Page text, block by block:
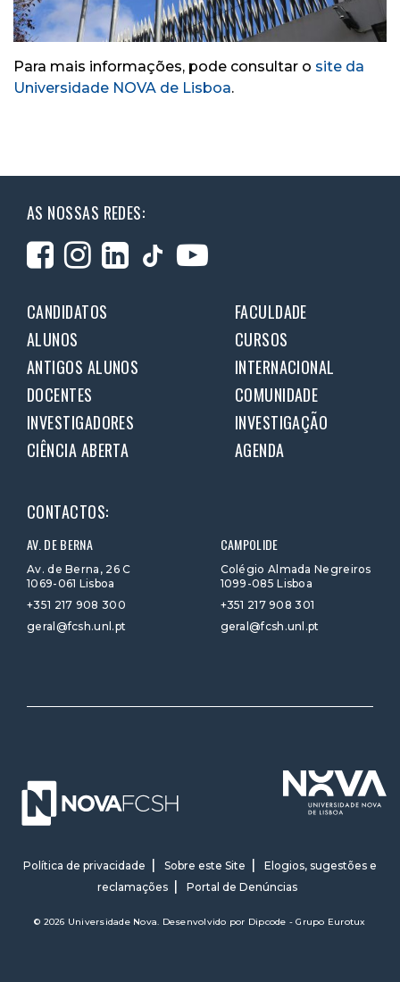
Para mais informações, pode consultar o site da
Universidade NOVA de Lisboa.
AS NOSSAS REDES:
CANDIDATOS
FACULDADE
ALUNOS
CURSOS
ANTIGOS ALUNOS
INTERNACIONAL
DOCENTES
COMUNIDADE
INVESTIGADORES
INVESTIGAÇÃO
CIÊNCIA ABERTA
AGENDA
CONTACTOS:
AV. DE BERNA
Av. de Berna, 26 C
1069-061 Lisboa
+351 217 908 300
geral@fcsh.unl.pt
CAMPOLIDE
Colégio Almada Negreiros
1099-085 Lisboa
+351 217 908 301
geral@fcsh.unl.pt
Política de privacidade Sobre este Site
Elogios, sugestões e
reclamações
Portal de Denúncias
© 2026 Universidade Nova. Desenvolvido por Dipcode - Grupo Eurotux